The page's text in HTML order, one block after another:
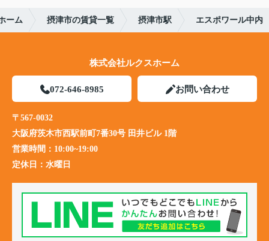
ーム 摂津市の賃貸一覧 摂津市駅 エスポワール中内
株式会社ルクスホーム
072-646-8985 お問い合わせ
〒567-0032
大阪府茨木市西駅前町7番30号 田井ビル 1階
営業時間： 10:00~19:00
定休日： 水曜日